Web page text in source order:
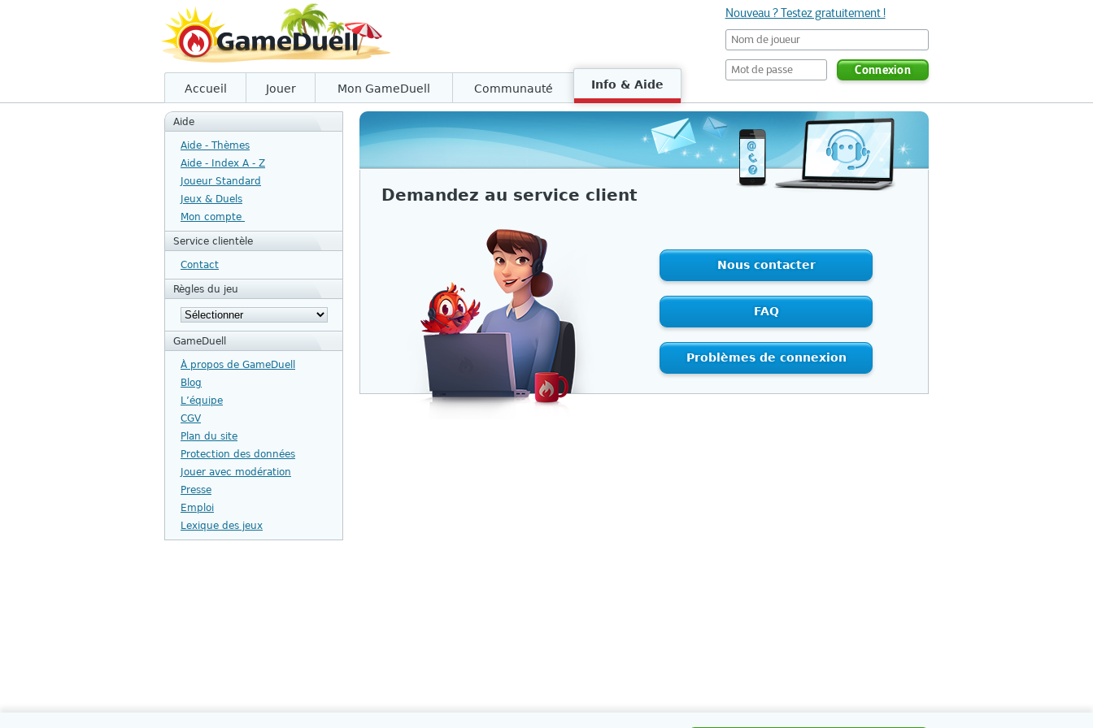
Nouveau ? Testez gratuitement !
Connexion
Accueil Jouer Mon GameDuell Communauté Info & Aide
Aide
Aide - Thèmes
Aide - Index A - Z
Joueur Standard
Jeux & Duels
Mon compte
Service clientèle
Contact
Règles du jeu
GameDuell
À propos de GameDuell
Blog
L’équipe
CGV
Plan du site
Protection des données
Jouer avec modération
Presse
Emploi
Lexique des jeux
Demandez au service client
Nous contacter
FAQ
Problèmes de connexion